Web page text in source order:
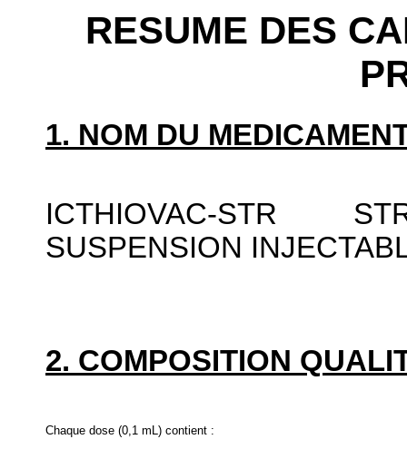
RESUME DES
1. NOM DU
ICTHIOVAC-STR
SUSPENSION
2. COMPOSITION
Chaque dose (0,1 mL) contient :